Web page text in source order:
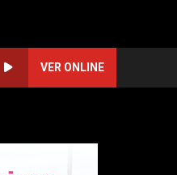
VER ONLINE